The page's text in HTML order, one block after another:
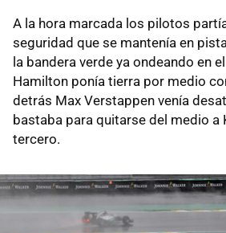
A la hora marcada los pilotos
seguridad que se mantenía en pista
la bandera verde ya ondeando en
Hamilton ponía tierra por medio
detrás Max Verstappen venía
bastaba para quitarse del medio a
tercero.